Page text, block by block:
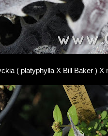
( platyphylla X Bill Baker ) X